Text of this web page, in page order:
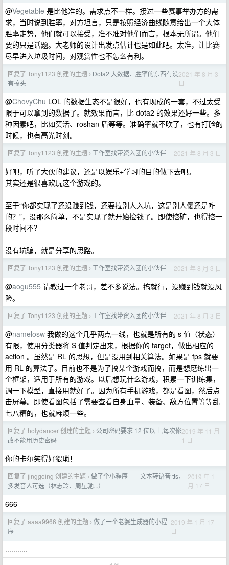
@Vegetable 是比他准的。需求点不一样。接过一些赛事举办方的需
求，当时说到胜率，对方坦言，只是按照经济曲线随意给出一个大体
胜率走势，他们就可以接受，准不准对他们而言，根本无所谓。他们
要的只是话题。大老师的设计出发点估计也是如此吧。太准，让比赛
尽早进入垃圾时间，对观赏性也不怎么有利。
回复了 Tony1123 创建的主题 › Dota2 大数据、胜率的东西有没
有搞头
2021 年 8 月 3
日
@ChovyChu LOL 的数据生态不是很好，也有现成的一套，不过太受
限于可以拿到的数据了。就效果而言，比 dota2 的效果还好一些。多
种因素吧，比如买活、roshan 盾等等。准确率就不吹了，也有打脸的
时候，也有高光时刻。
回复了 Tony1123 创建的主题 › 工作室找带资入团的小伙伴 2021 年 8 月 3 日
好吧，听了大伙的建议，还是以娱乐+学习的目的做下去吧。
其实还是很喜欢玩这个游戏的。
至于“你都实现了还没赚到钱，还要拉别人入坑，这是别人傻还是咋
的？”，没那么简单，不是实现了就开始捡钱了。即使挖矿，也得挖一
段时间不？
没有坑骗，就是分享的思路。
回复了 Tony1123 创建的主题 › 工作室找带资入团的小伙伴 2021 年 8 月 3 日
@aogu555 请教过一个老哥，差不多说法。搞就行，没赚到钱就没风
险。
回复了 Tony1123 创建的主题 › 工作室找带资入团的小伙伴 2021 年 8 月 3 日
@namelosw 我做的这个几乎两点一线，也就是所有的 s 值（状态）
有限，使用分类器将 S 值判定出来，根据你的 target，做出相应的
action 。虽然是 RL 的思想，但是没用到相关算法。如果是 fps 就要
用 RL 的算法了。目前也不是为了搞某个游戏而搞，而是想磨练出一
个框架，适用于所有的游戏。以后想玩什么游戏，积累一下训练集，
调一下模型，直接用就好了。因为所有手机游戏，都是看图，然后点
击屏幕。即使看图包括了需要查看自身血量、装备、敌方位置等等乱
七八糟的，也就麻烦一些。
回复了 holydancer 创建的主题 › 公司密码要求 12 位以上,每次修
改不能用历史密码
2019 年 11 月
1 日
你的卡尔笑得好猥琐！
回复了 jinggoing 创建的主题 › 做了个小程序——文本转语音 tts，
多发音人可选（林志玲、周星驰...）
2019 年 1
月 17 日
666
回复了 aaaa9966 创建的主题 › 做了一个老婆生成器的小程
序
2019 年 1 月 17
日
...........